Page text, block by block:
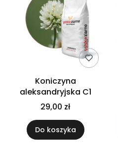
Koniczyna
aleksandryjska C1
29,00 zł
Do koszyka